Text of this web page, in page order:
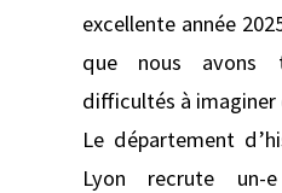
excellente année
que nous
difficultés à imaginer
Le département
Lyon recrute un-